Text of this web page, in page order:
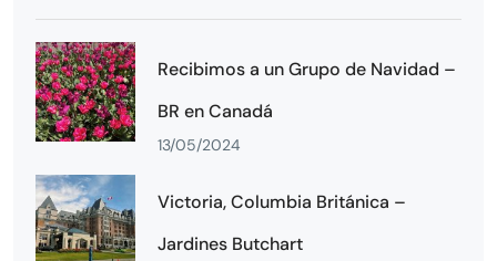
Recibimos a un Grupo de Navidad –
BR en Canadá
13/05/2024
Victoria, Columbia Británica –
Jardines Butchart